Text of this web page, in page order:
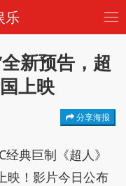
乐
全新预告，超
上映
分享海报
典巨制《超人》
映！影片今日公布